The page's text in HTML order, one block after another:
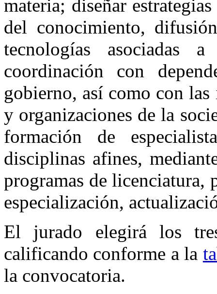
materia; diseñar
del conocimiento,
tecnologías asociadas
coordinación con
gobierno, así como con
y organizaciones de la
formación de
disciplinas afines,
programas de licenciatura,
especialización,
El jurado elegirá los
calificando conforme a la
la convocatoria.